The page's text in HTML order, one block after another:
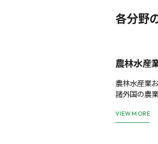
各分野
農林水産
農林水産業
諸外国の農
VIEW MORE